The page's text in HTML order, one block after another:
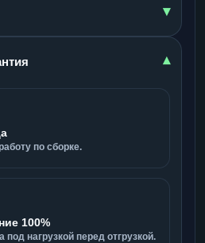
▾
▾
по сборке.
100%
под нагрузкой перед отгрузкой.